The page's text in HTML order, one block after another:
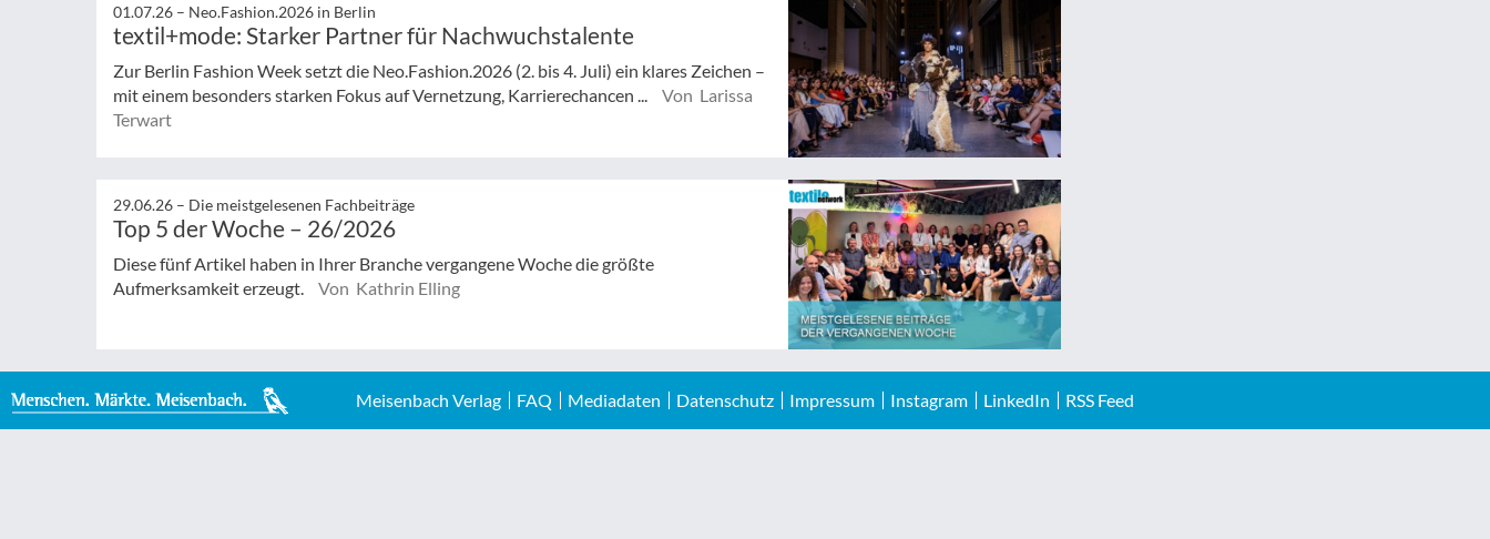
01.07.26 – Neo.Fashion.2026 in Berlin
textil+mode: Starker Partner für Nachwuchstalente
Zur Berlin Fashion Week setzt die Neo.Fashion.2026 (2. bis 4. Juli) ein klares Zeichen –
mit einem besonders starken Fokus auf Vernetzung, Karrierechancen ...
Von Larissa
Terwart
29.06.26 – Die meistgelesenen Fachbeiträge
Top 5 der Woche – 26/2026
Diese fünf Artikel haben in Ihrer Branche vergangene Woche die größte
Aufmerksamkeit erzeugt.
Von Kathrin Elling
Meisenbach Verlag FAQ Mediadaten Datenschutz Impressum Instagram LinkedIn RSS Feed